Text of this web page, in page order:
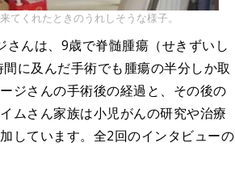
くれたときのうれしそうな様子。
んは、9歳で脊髄腫瘍（せきずいし
に及んだ手術でも腫瘍の半分しか取
ジさんの手術後の経過と、その後の
ムさん家族は小児がんの研究や治療
しています。全2回のインタビューの